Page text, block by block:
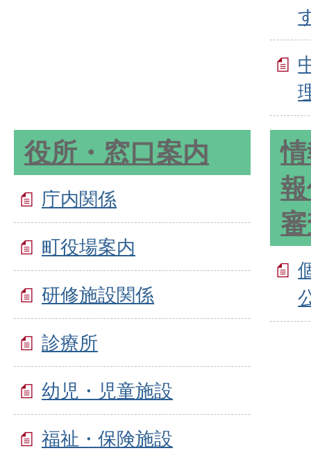
役所・窓口案内
庁内関係
町役場案内
研修施設関係
診療所
幼児・児童施設
福祉・保険施設